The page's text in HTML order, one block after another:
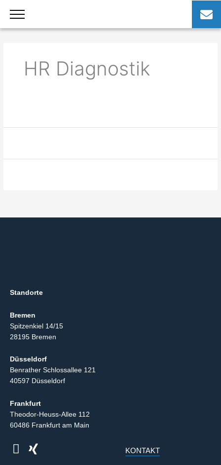
Inhalt
springen
HR Diagnostik
Standorte
Bremen
Spitzenkiel 14/15
28195 Bremen
Düsseldorf
Benrather Schlossallee 121
40597 Düsseldorf
Frankfurt
Theodor-Heuss-Allee 112
60486 Frankfurt am Main
KONTAKT